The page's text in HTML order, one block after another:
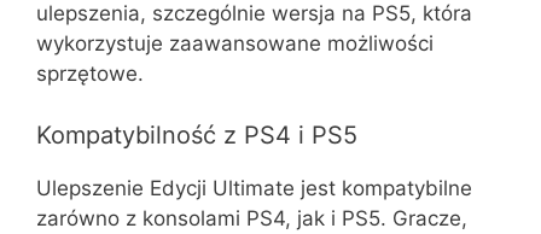
ulepszenia, szczególnie wersja na PS5, która
wykorzystuje zaawansowane możliwości
sprzętowe.
Kompatybilność z PS4 i PS5
Ulepszenie Edycji Ultimate jest kompatybilne
zarówno z konsolami PS4, jak i PS5. Gracze,